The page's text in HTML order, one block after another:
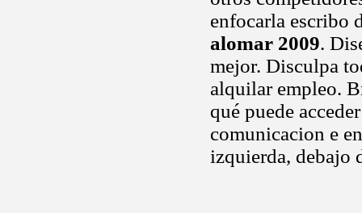
enfocarla escribo
alomar 2009.
mejor. Disculpa
alquilar empleo.
qué puede
comunicacion e
izquierda,